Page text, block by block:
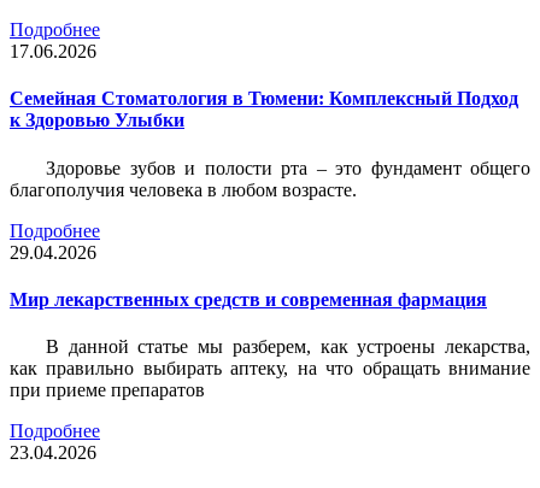
Подробнее
17.06.2026
Семейная Стоматология в Тюмени: Комплексный Подход
к Здоровью Улыбки
Здоровье зубов и полости рта – это фундамент общего
благополучия человека в любом возрасте.
Подробнее
29.04.2026
Мир лекарственных средств и современная фармация
В данной статье мы разберем, как устроены лекарства,
как правильно выбирать аптеку, на что обращать внимание
при приеме препаратов
Подробнее
23.04.2026